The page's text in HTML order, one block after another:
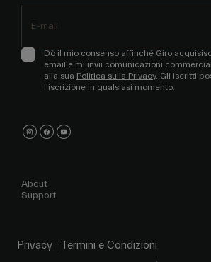
Dò il mio consenso affinché Giro
email e mi invii comunicazioni
alla sua Politica sulla Privacy. Gli iscritti
l'iscrizione in qualsiasi momento.
About
Support
Privacy
Termini e Condizioni